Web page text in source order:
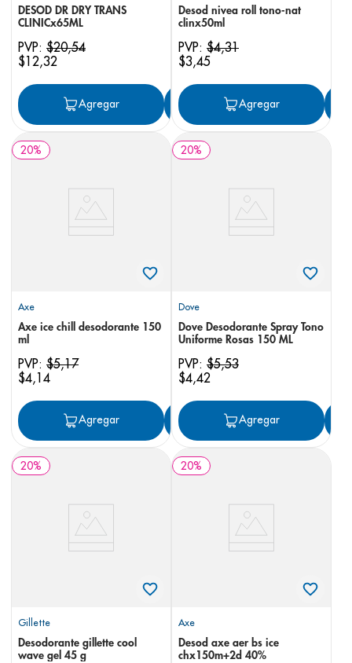
DESOD DR DRY TRANS
CLINICx65ML
PVP: $20,54
$12,32
Agregar Agregar
Desod nivea roll tono-nat
clinx50ml
PVP: $4,31
$3,45
Agregar
20%
Axe
Axe ice chill desodorante 150
ml
PVP: $5,17
$4,14
Agregar Agregar
20%
Dove
Dove Desodorante Spray Tono
Uniforme Rosas 150 ML
PVP: $5,53
$4,42
Agregar
20%
Gillette
Desodorante gillette cool
wave gel 45 g
20%
Axe
Desod axe aer bs ice
chx150m+2d 40%